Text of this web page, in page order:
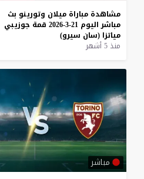
مشاهدة مباراة ميلان وتورينو بث
مباشر اليوم 21-3-2026 قمة جوزيبي
مياتزا (سان سيرو)
منذ 5 أشهر
مباشر